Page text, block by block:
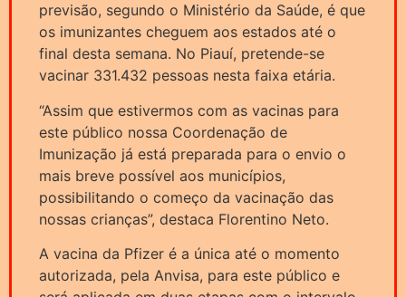
previsão, segundo o Ministério da Saúde, é que
os imunizantes cheguem aos estados até o
final desta semana. No Piauí, pretende-se
vacinar 331.432 pessoas nesta faixa etária.
“Assim que estivermos com as vacinas para
este público nossa Coordenação de
Imunização já está preparada para o envio o
mais breve possível aos municípios,
possibilitando o começo da vacinação das
nossas crianças”, destaca Florentino Neto.
A vacina da Pfizer é a única até o momento
autorizada, pela Anvisa, para este público e